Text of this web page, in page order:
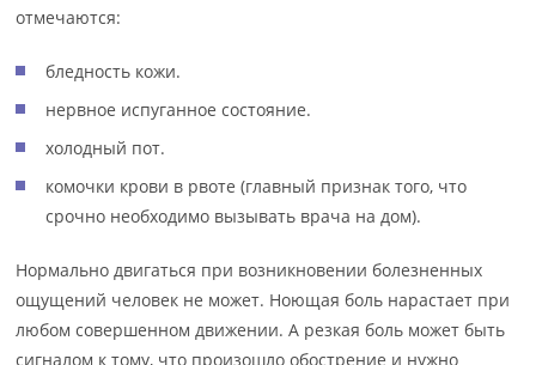
отмечаются:
бледность кожи.
нервное испуганное состояние.
холодный пот.
комочки крови в рвоте (главный признак того, что
срочно необходимо вызывать врача на дом).
Нормально двигаться при возникновении болезненных
ощущений человек не может. Ноющая боль нарастает при
любом совершенном движении. А резкая боль может быть
сигналом к тому, что произошло обострение и нужно